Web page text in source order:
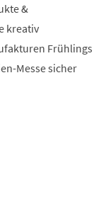
&
kreativ
Frühlings
Messe sicher